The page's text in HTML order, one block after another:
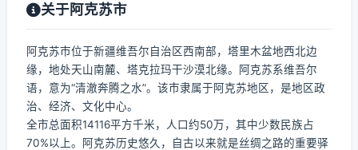
关于阿克苏市
阿克苏市位于新疆维吾尔自治区西南部，塔里木盆地西北边
缘，地处天山南麓、塔克拉玛干沙漠北缘。阿克苏系维吾尔
语，意为“清澈奔腾之水”。该市隶属于阿克苏地区，是地区政
治、经济、文化中心。
全市总面积14116平方千米，人口约50万，其中少数民族占
70%以上。阿克苏历史悠久，自古以来就是丝绸之路的重要驿